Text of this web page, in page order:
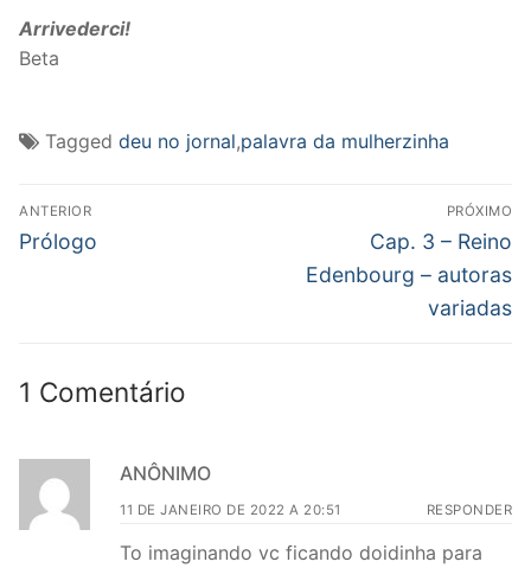
Arrivederci!
Beta
Tagged deu no jornal,palavra da mulherzinha
Navegação
de
ANTERIOR
Post
Prólogo
PRÓXIMO
Próximo
post:
Cap. 3 – Reino
Edenbourg – autoras
variadas
1 Comentário
ANÔNIMO
11 DE JANEIRO DE 2022 A 20:51 RESPONDER
To imaginando vc ficando doidinha para